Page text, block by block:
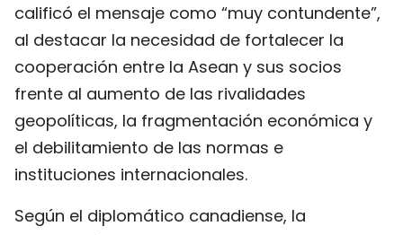
calificó el mensaje como “muy contundente”,
al destacar la necesidad de fortalecer la
cooperación entre la Asean y sus socios
frente al aumento de las rivalidades
geopolíticas, la fragmentación económica y
el debilitamiento de las normas e
instituciones internacionales.
Según el diplomático canadiense, la